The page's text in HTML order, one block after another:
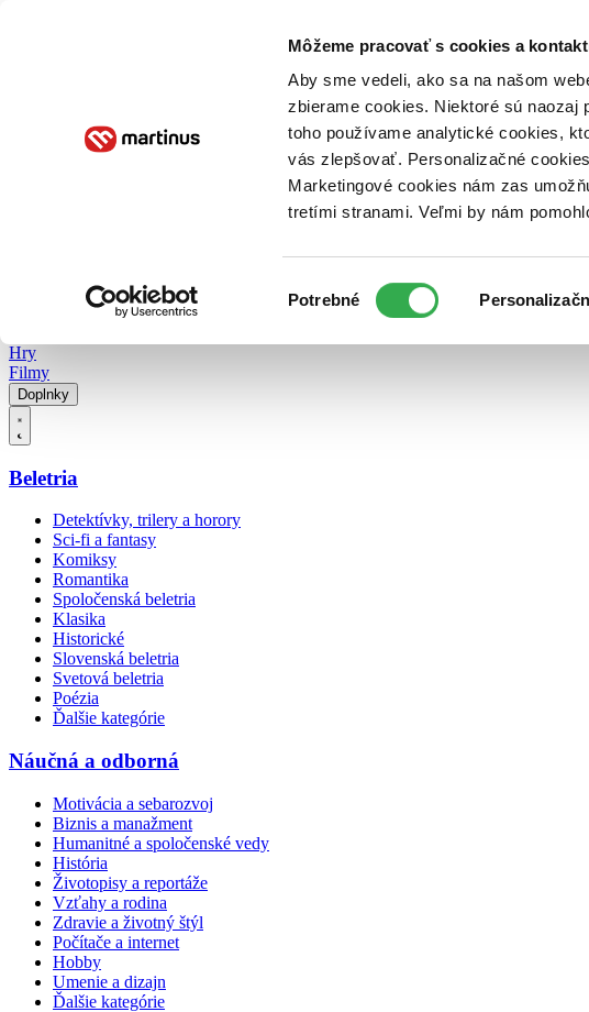
Môžeme pracovať s cookies a
Aby sme vedeli, ako sa na našom
zbierame cookies. Niektoré sú naozaj
toho používame analytické cookies,
vás zlepšovať. Personalizačné
Marketingové cookies nám zas
tretími stranami. Veľmi by nám
súhlasu
Potrebné
Poukážky Kontakt
Hry
Filmy
Doplnky
Beletria
Detektívky, trilery a horory
Sci-fi a fantasy
Komiksy
Romantika
Spoločenská beletria
Klasika
Historické
Slovenská beletria
Svetová beletria
Poézia
Ďalšie kategórie
Náučná a odborná
Motivácia a sebarozvoj
Biznis a manažment
Humanitné a spoločenské vedy
História
Životopisy a reportáže
Vzťahy a rodina
Zdravie a životný štýl
Počítače a internet
Hobby
Umenie a dizajn
Ďalšie kategórie